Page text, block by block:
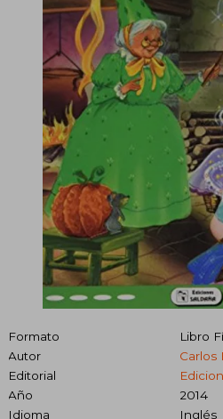
Formato
Libro
Autor
Carlos
Editorial
Año
2014
Idioma
Inglés